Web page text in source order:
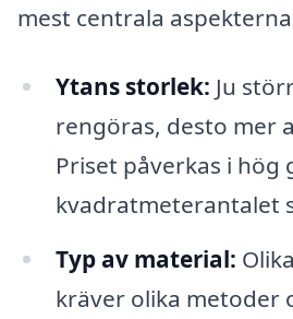
mest centrala
Ytans storlek: Ju
rengöras, desto mer
Priset påverkas i hög
kvadratmeterantalet
Typ av material:
kräver olika metoder